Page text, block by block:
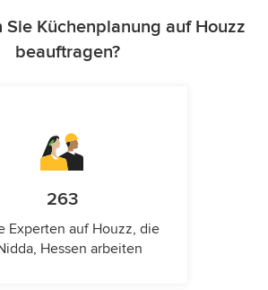
Sie Küchenplanung auf Houzz
beauftragen?
263
Experten auf Houzz, die
Hessen arbeiten